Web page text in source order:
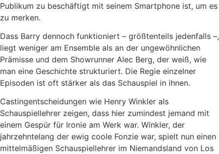
Publikum zu beschäftigt mit seinem Smartphone ist, um es
zu merken.
Dass Barry dennoch funktioniert – größtenteils jedenfalls –,
liegt weniger am Ensemble als an der ungewöhnlichen
Prämisse und dem Showrunner Alec Berg, der weiß, wie
man eine Geschichte strukturiert. Die Regie einzelner
Episoden ist oft stärker als das Schauspiel in ihnen.
Castingentscheidungen wie Henry Winkler als
Schauspiellehrer zeigen, dass hier zumindest jemand mit
einem Gespür für Ironie am Werk war. Winkler, der
jahrzehntelang der ewig coole Fonzie war, spielt nun einen
mittelmäßigen Schauspiellehrer im Niemandsland von Los